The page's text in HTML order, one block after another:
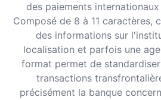
des paiements
Composé de 8 à 11 caractères,
des informations sur
localisation et parfois une
format permet de
transactions
précisément la banque